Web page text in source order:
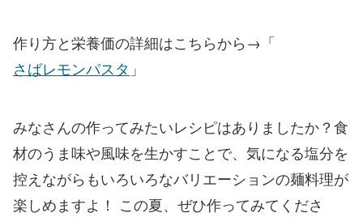
作り方と栄養価の詳細はこちらから→「
さばレモンパスタ 」
みなさんの作ってみたいレシピはありましたか？食
材のうま味や風味を生かすことで、気になる塩分を
控えながらもいろいろなバリエーションの麺料理が
楽しめますよ！ この夏、ぜひ作ってみてくださ